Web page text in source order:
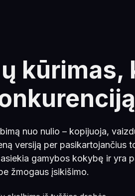
kūrimas,
nuo nulio – kopijuoja,
versiją per pasikartojančius
gamybos kokybę ir yra
žmogaus įsikišimo.